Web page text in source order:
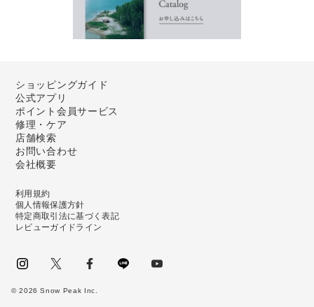
ショッピングガイド
公式アプリ
ポイント会員サービス
修理・ケア
店舗検索
お問い合わせ
会社概要
利用規約
個人情報保護方針
特定商取引法に基づく表記
レビューガイドライン
©2026 Snow Peak Inc.